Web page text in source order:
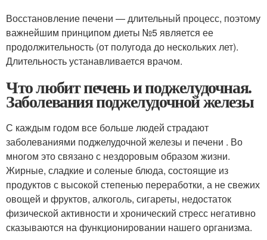
Восстановление печени — длительный процесс, поэтому
важнейшим принципом диеты №5 является ее
продолжительность (от полугода до нескольких лет).
Длительность устанавливается врачом.
Что любит печень и поджелудочная.
Заболевания поджелудочной железы
С каждым годом все больше людей страдают
заболеваниями поджелудочной железы и печени . Во
многом это связано с нездоровым образом жизни.
Жирные, сладкие и соленые блюда, состоящие из
продуктов с высокой степенью переработки, а не свежих
овощей и фруктов, алкоголь, сигареты, недостаток
физической активности и хронический стресс негативно
сказываются на функционировании нашего организма.